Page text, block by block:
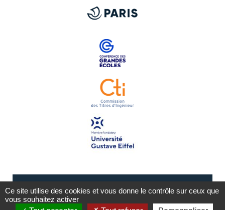
Ce site utilise des cookies et vous donne le contrôle sur ceux que
vous souhaitez activer